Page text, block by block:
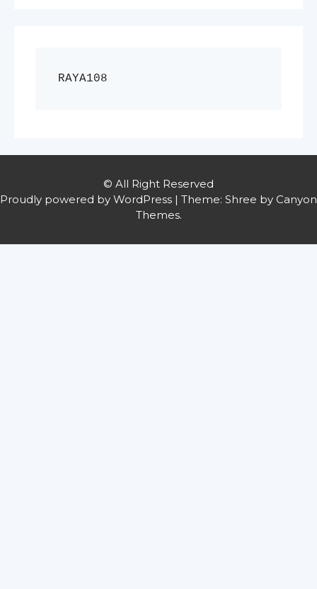
RAYA108
© All Right Reserved
Proudly powered by WordPress | Theme: Shree by Canyon
Themes.